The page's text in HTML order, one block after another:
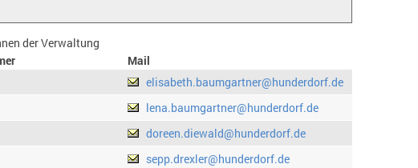
der Verwaltung
Mail
elisabeth.baumgartner@hunderdorf.de
lena.baumgartner@hunderdorf.de
doreen.diewald@hunderdorf.de
sepp.drexler@hunderdorf.de